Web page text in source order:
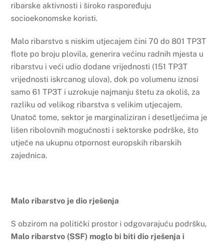
ribarske aktivnosti i široko raspoređuju
socioekonomske koristi.
Malo ribarstvo s niskim utjecajem čini 70 do 801 TP3T
flote po broju plovila, generira većinu radnih mjesta u
ribarstvu i veći udio dodane vrijednosti (151 TP3T
vrijednosti iskrcanog ulova), dok po volumenu iznosi
samo 61 TP3T i uzrokuje najmanju štetu za okoliš, za
razliku od velikog ribarstva s velikim utjecajem.
Unatoč tome, sektor je marginaliziran i desetljećima je
lišen ribolovnih mogućnosti i sektorske podrške, što
utječe na ukupnu otpornost europskih ribarskih
zajednica.
Malo ribarstvo je dio rješenja
S obzirom na politički prostor i odgovarajuću podršku,
Malo ribarstvo (SSF) moglo bi biti dio rješenja i